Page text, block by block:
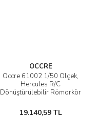
OCCRE
Occre 61002 1/50 Ölçek,
Hercules R/C
Dönüştürülebilir Römorkör
19.140,59 TL